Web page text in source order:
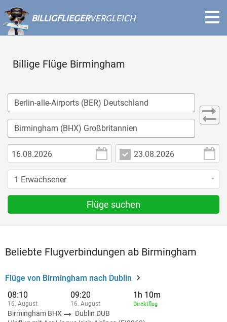
BILLIGFLIEGERVERGLEICH
Billige Flüge Birmingham
Flüge suchen
Beliebte Flugverbindungen ab Birmingham
Flüge von Birmingham nach Dublin
08:10
16. August
09:20
16. August
1h 10m
Direktflug
Birmingham BHX
Dublin DUB